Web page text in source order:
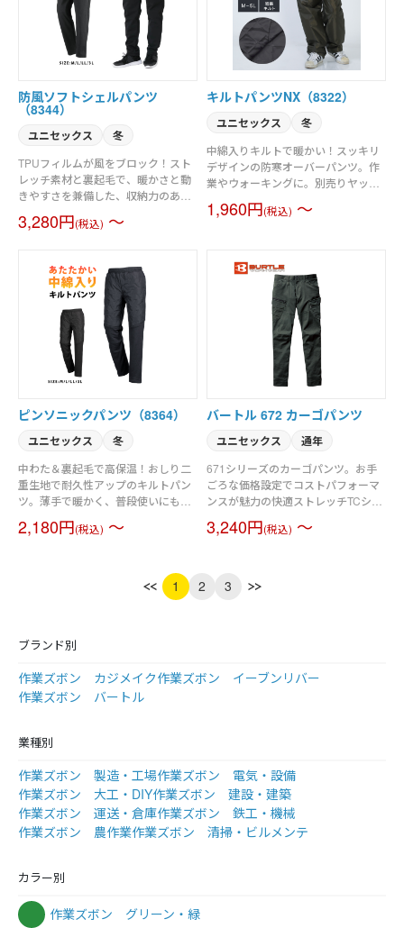
防風ソフトシェルパンツ
（8344）
ユニセックス 冬
TPUフィルムが風をブロック！スト
レッチ素材と裏起毛で、暖かさと動
きやすさを兼備した、収納力のある
3,280円(税込) ～
キルトパンツNX（8322）
ユニセックス 冬
中綿入りキルトで暖かい！スッキリ
デザインの防寒オーバーパンツ。作
業やウォーキングに。別売りヤッケ
1,960円(税込) ～
ピンソニックパンツ（8364）
ユニセックス 冬
中わた＆裏起毛で高保温！おしり二
重生地で耐久性アップのキルトパン
ツ。薄手で暖かく、普段使いにも最
2,180円(税込) ～
バートル 672 カーゴパンツ
ユニセックス 通年
671シリーズのカーゴパンツ。お手
ごろな価格設定でコストパフォーマ
ンスが魅力の快適ストレッチTCシリ
身体の動きを快適にサポート。すっ
用に対応。素材／T/Cストレッチツイ
3,240円(税込) ～
1 2 3
ブランド別
作業ズボン カジメイク作業ズボン イーブンリバー
作業ズボン バートル
業種別
作業ズボン 製造・工場作業ズボン 電気・設備
作業ズボン 大工・DIY作業ズボン 建設・建築
作業ズボン 運送・倉庫作業ズボン 鉄工・機械
作業ズボン 農作業作業ズボン 清掃・ビルメンテ
カラー別
作業ズボン グリーン・緑